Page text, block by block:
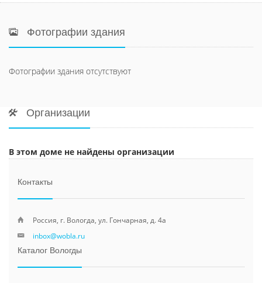
Фотографии здания
Фотографии здания отсутствуют
Организации
В этом доме не найдены организации
Контакты
Россия, г. Вологда, ул. Гончарная, д. 4а
inbox@wobla.ru
Каталог Вологды